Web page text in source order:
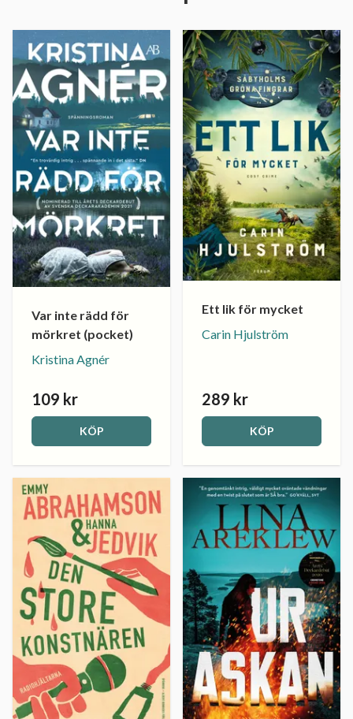
Var inte rädd för
mörkret (pocket)
Kristina Agnér
109 kr
KÖP
Ett lik för mycket
Carin Hjulström
289 kr
KÖP